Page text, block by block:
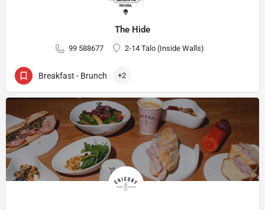
The Hide
99 588677 2-14 Talo (Inside Walls)
Breakfast - Brunch +2